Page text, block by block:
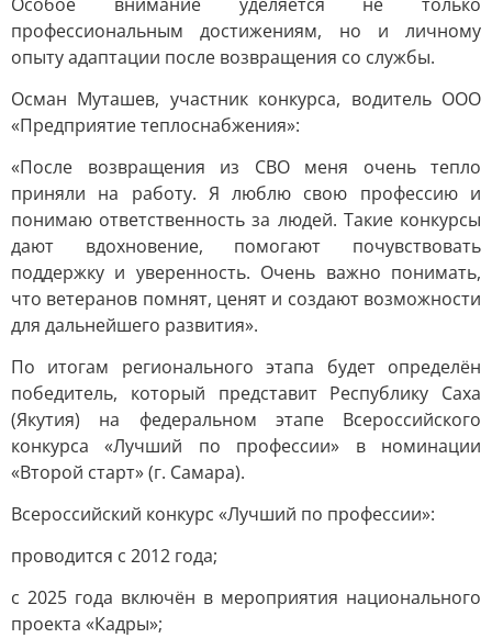
профессиональным достижениям, но и личному
опыту адаптации после возвращения со службы.
Осман Муташев, участник конкурса, водитель ООО
«Предприятие теплоснабжения»:
«После возвращения из СВО меня очень тепло
приняли на работу. Я люблю свою профессию и
понимаю ответственность за людей. Такие конкурсы
дают вдохновение, помогают почувствовать
поддержку и уверенность. Очень важно понимать,
что ветеранов помнят, ценят и создают возможности
для дальнейшего развития».
По итогам регионального этапа будет определён
победитель, который представит Республику Саха
(Якутия) на федеральном этапе Всероссийского
конкурса «Лучший по профессии» в номинации
«Второй старт» (г. Самара).
Всероссийский конкурс «Лучший по профессии»:
проводится с 2012 года;
с 2025 года включён в мероприятия национального
проекта «Кадры»;